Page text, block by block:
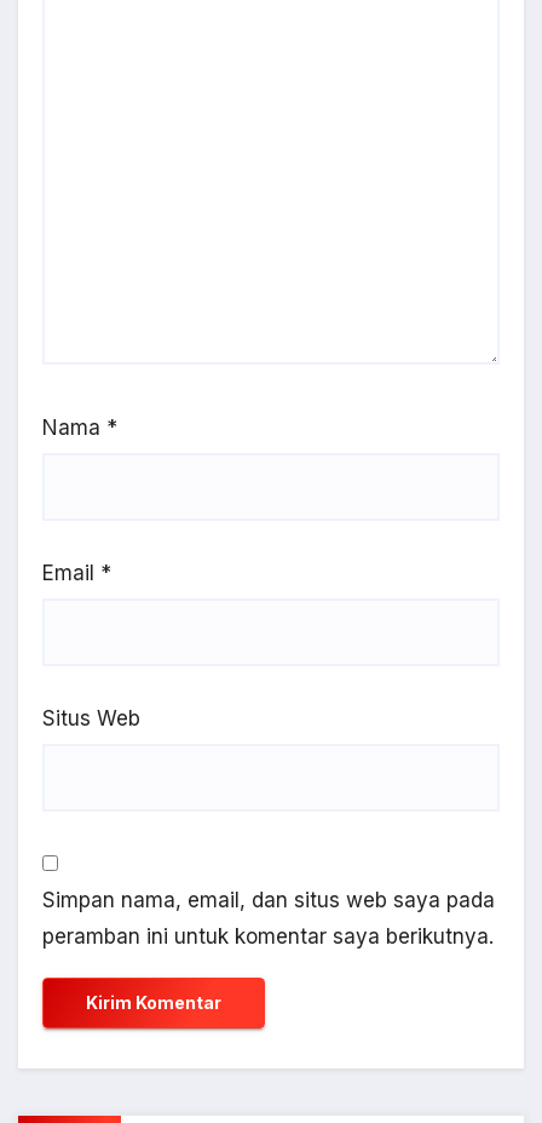
Nama *
Email *
Situs Web
Simpan nama, email, dan situs web saya pada
peramban ini untuk komentar saya berikutnya.